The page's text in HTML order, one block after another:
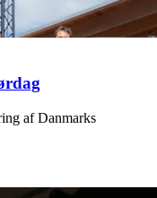
af Danmarks